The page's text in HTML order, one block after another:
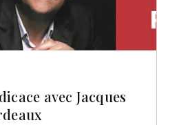
avec Jacques